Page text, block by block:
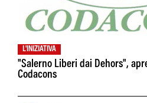
L'INIZIATIVA
"Salerno Liberi dai Dehors",
Codacons